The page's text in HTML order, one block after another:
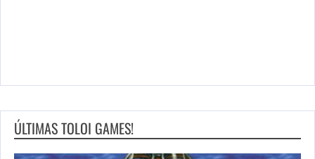
ÚLTIMAS TOLOI GAMES!